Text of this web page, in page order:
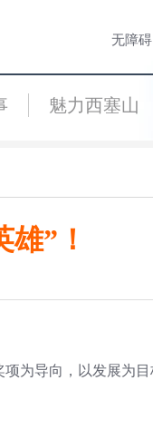
无障
魅力西塞山
”！
为导向，以发展为